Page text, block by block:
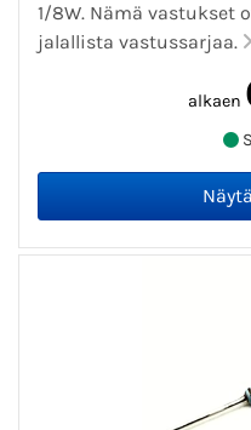
1/8W. Nämä vastukset
jalallista vastussarjaa.
alkaen